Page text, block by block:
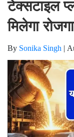
टेक्सटाइल
मिलेगा
By Sonika Singh |